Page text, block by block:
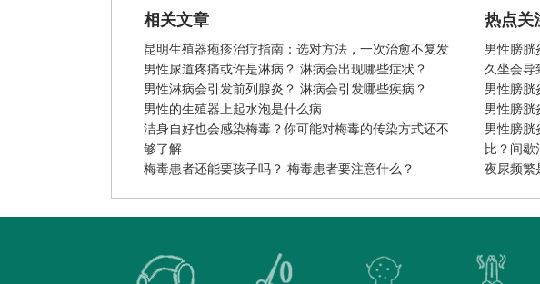
相关文章
昆明生殖器疱疹治疗指南：选对方法，一次治愈不复发
男性尿道疼痛或许是淋病？ 淋病会出现哪些症状？
男性淋病会引发前列腺炎？ 淋病会引发哪些疾病？
男性的生殖器上起水泡是什么病
洁身自好也会感染梅毒？你可能对梅毒的传染方式还不
够了解
梅毒患者还能要孩子吗？ 梅毒患者要注意什么？
热点关
男性膀胱
久坐会导
男性膀胱
男性膀胱
男性膀胱
比？间歇
夜尿频繁